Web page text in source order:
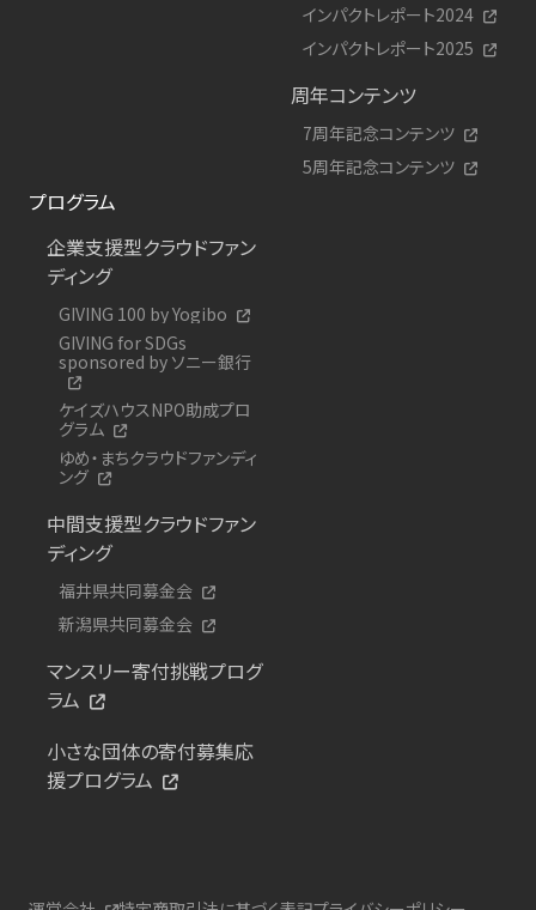
インパクトレポート2024
インパクトレポート2025
周年コンテンツ
7周年記念コンテンツ
5周年記念コンテンツ
プログラム
企業支援型クラウドファン
ディング
GIVING 100 by Yogibo
GIVING for SDGs
sponsored by ソニー銀行
ケイズハウスNPO助成プロ
グラム
ゆめ・まちクラウドファンディ
ング
中間支援型クラウドファン
ディング
福井県共同募金会
新潟県共同募金会
マンスリー寄付挑戦プログ
ラム
小さな団体の寄付募集応
援プログラム